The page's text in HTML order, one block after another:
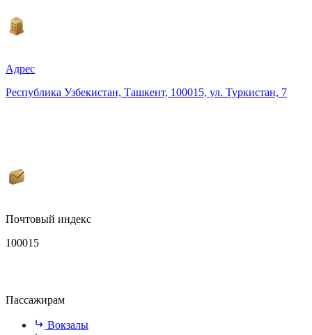
Адрес
Республика Узбекистан, Ташкент, 100015, ул. Туркистан, 7
Почтовый индекс
100015
Пассажирам
Вокзалы